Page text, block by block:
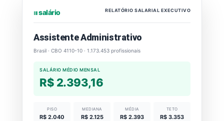
⏐⏐⏐ salário RELATÓRIO SALARIAL EXECUTIVO
Assistente Administrativo
Brasil · CBO 4110-10 · 1.173.453 profissionais
SALÁRIO MÉDIO MENSAL
R$ 2.393,16
PISO
R$ 2.040
MEDIANA
R$ 2.125
MÉDIA
R$ 2.393
TETO
R$ 3.353